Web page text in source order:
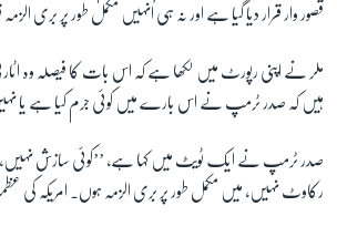
زبان
قصور وار قرار دیا گیا ہے اور نہ ہی اُنہیں مکمل طور پر بری الزمہ
ملر نے اپنی رپورٹ میں لکھا ہے کہ اس بات کا فیصلہ وہ
ہیں کہ صدر ٹرمپ نے اس بارے میں کوئی جرم کیا ہے یا
صدر ٹرمپ نے ایک ٹویٹ میں کہا ہے، ’’کوئی سازش نہیں،
رکاوٹ نہیں، میں مکمل طور پر بری الزمہ ہوں۔ امریکہ کی